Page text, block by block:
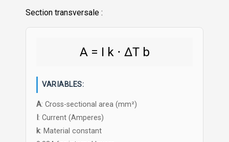
Section transversale :
A = I k ⋅ ΔT b
VARIABLES:
A: Cross-sectional area (mm²)
: Current (Amperes)
k: Material constant